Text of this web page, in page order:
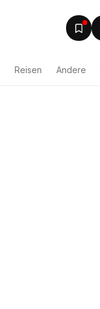
Reisen Andere